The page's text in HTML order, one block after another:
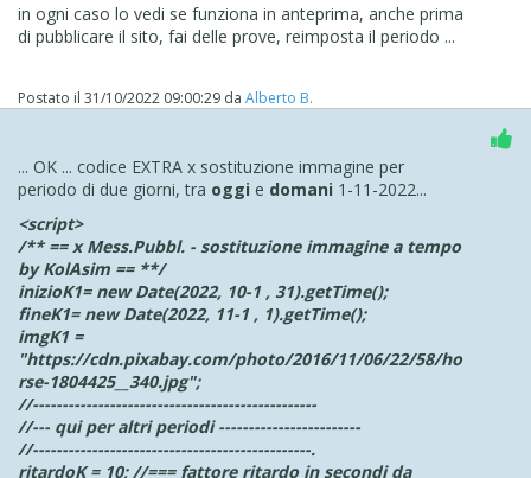
in ogni caso lo vedi se funziona in anteprima, anche prima
di pubblicare il sito, fai delle prove, reimposta il periodo ...
Postato il 31/10/2022 09:00:29 da Alberto B.
... OK ... codice EXTRA x sostituzione immagine per
periodo di due giorni, tra oggi e domani 1-11-2022...
<script>
/** == x Mess.Pubbl. - sostituzione immagine a tempo
by KolAsim == **/
inizioK1= new Date(2022, 10-1 , 31).getTime();
fineK1= new Date(2022, 11-1 , 1).getTime();
imgK1 =
"https://cdn.pixabay.com/photo/2016/11/06/22/58/ho
rse-1804425__340.jpg";
//------------------------------------------------
//--- qui per altri periodi ------------------------
//-----------------------------------------------.
ritardoK = 10; //=== fattore ritardo in secondi da